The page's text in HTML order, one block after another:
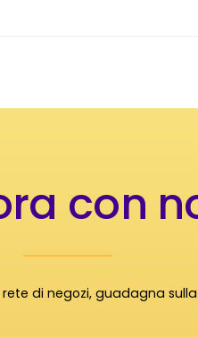
con
di negozi, guadagna